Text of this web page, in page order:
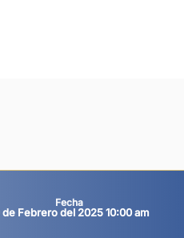
Fecha
de Febrero del 2025 10:00 am